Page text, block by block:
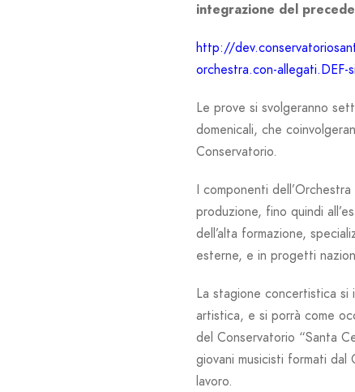
integrazione del
http://
orchestra.con-allegati.DEF-
Le prove si svolgeranno
domenicali, che
Conservatorio.
I componenti
produzione, fino quindi
dell’alta formazione,
esterne, e in progetti
La stagione concertistica si
artistica, e si porrà come
del Conservatorio “Santa
giovani musicisti formati dal
lavoro.